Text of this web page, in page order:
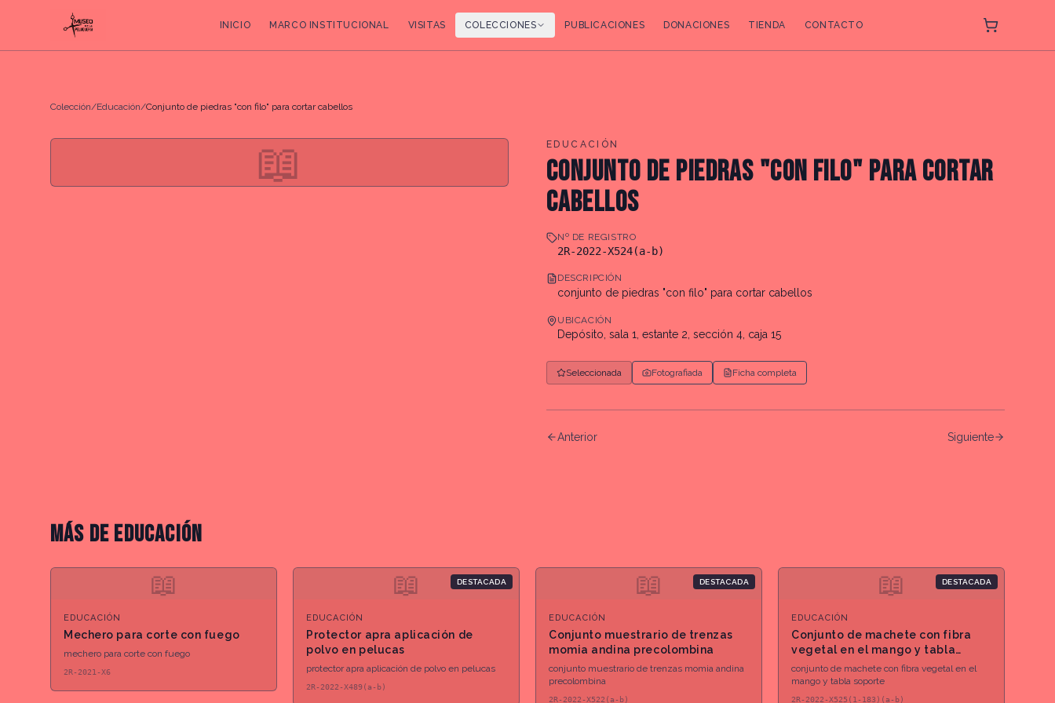
INICIO MARCO INSTITUCIONAL VISITAS COLECCIONES PUBLICACIONES DONACIONES TIENDA CONTACTO
Colección/Educación/Conjunto de piedras "con filo" para cortar cabellos
📖 EDUCACIÓN
CONJUNTO DE PIEDRAS "CON FILO" PARA CORTAR
CABELLOS
Nº DE REGISTRO
2R-2022-X524(a-b)
DESCRIPCIÓN
conjunto de piedras "con filo" para cortar cabellos
UBICACIÓN
Depósito, sala 1, estante 2, sección 4, caja 15
Seleccionada Fotografiada Ficha completa
Anterior Siguiente
MÁS DEEDUCACIÓN
📖
EDUCACIÓN
Mechero para corte con fuego
mechero para corte con fuego
2R-2021-X6
📖 DESTACADA
EDUCACIÓN
Protector apra aplicación de
polvo en pelucas
protector apra aplicación de polvo en pelucas
2R-2022-X489(a-b)
📖 DESTACADA
EDUCACIÓN
Conjunto muestrario de trenzas
momia andina precolombina
conjunto muestrario de trenzas momia andina
precolombina
2R-2022-X522(a-b)
📖 DESTACADA
EDUCACIÓN
Conjunto de machete con fibra
vegetal en el mango y tabla
soporte
conjunto de machete con fibra vegetal en el
mango y tabla soporte
2R-2022-X525(1-183)(a-b)